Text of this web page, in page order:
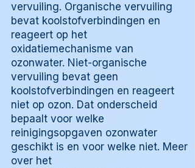
vervuiling. Organische vervuiling
bevat koolstofverbindingen en
reageert op het
oxidatiemechanisme van
ozonwater. Niet-organische
vervuiling bevat geen
koolstofverbindingen en reageert
niet op ozon. Dat onderscheid
bepaalt voor welke
reinigingsopgaven ozonwater
geschikt is en voor welke niet. Meer
over het